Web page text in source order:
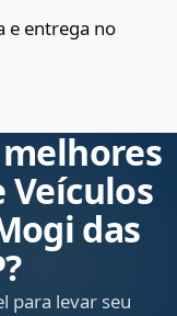
e entrega no
Veículos
das
para levar seu